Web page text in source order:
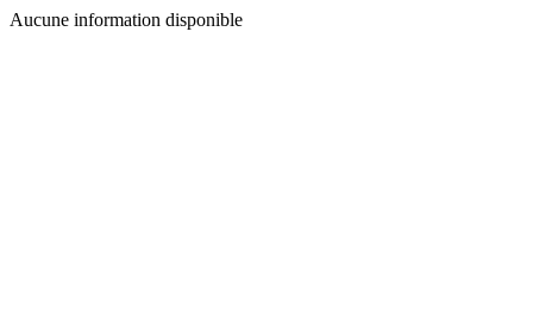
Aucune information disponible